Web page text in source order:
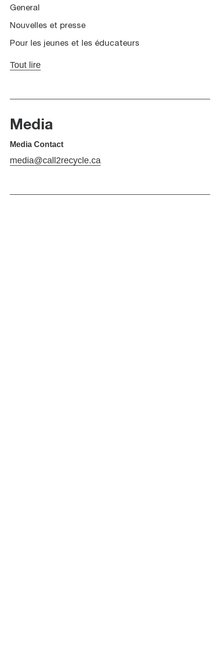
General
Nouvelles et presse
Pour les jeunes et les éducateurs
Tout lire
Media
Media Contact
media@call2recycle.ca